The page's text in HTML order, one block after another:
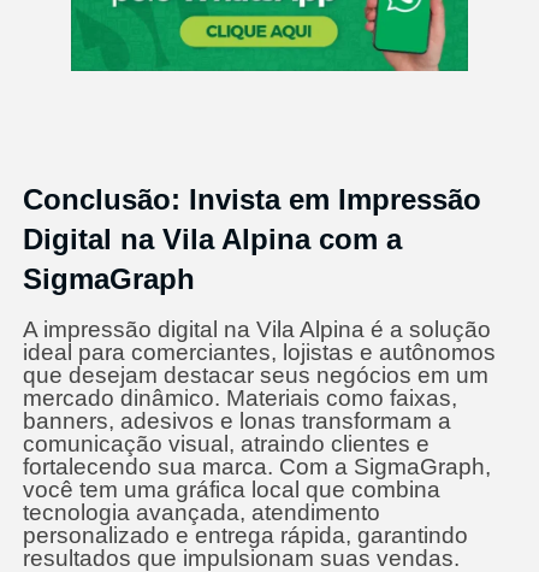
Conclusão: Invista em Impressão
Digital na Vila Alpina com a
SigmaGraph
A impressão digital na Vila Alpina é a solução
ideal para comerciantes, lojistas e autônomos
que desejam destacar seus negócios em um
mercado dinâmico. Materiais como faixas,
banners, adesivos e lonas transformam a
comunicação visual, atraindo clientes e
fortalecendo sua marca. Com a SigmaGraph,
você tem uma gráfica local que combina
tecnologia avançada, atendimento
personalizado e entrega rápida, garantindo
resultados que impulsionam suas vendas.